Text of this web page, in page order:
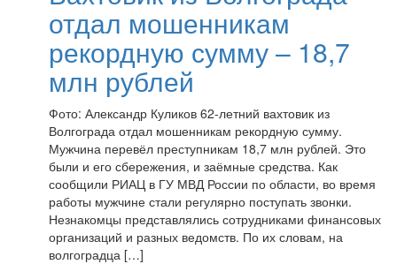
отдал мошенникам
рекордную сумму – 18,7
млн рублей
Фото: Александр Куликов 62-летний вахтовик из
Волгограда отдал мошенникам рекордную сумму.
Мужчина перевёл преступникам 18,7 млн рублей. Это
были и его сбережения, и заёмные средства. Как
сообщили РИАЦ в ГУ МВД России по области, во время
работы мужчине стали регулярно поступать звонки.
Незнакомцы представлялись сотрудниками финансовых
организаций и разных ведомств. По их словам, на
волгоградца […]